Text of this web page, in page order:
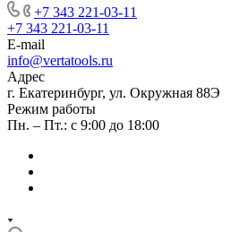
+7 343 221-03-11
+7 343 221-03-11
E-mail
info@vertatools.ru
Адрес
г. Екатеринбург, ул. Окружная 88Э
Режим работы
Пн. – Пт.: с 9:00 до 18:00